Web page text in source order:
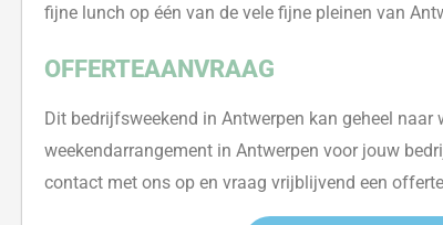
fijne lunch op één van de vele fijne pleinen van
OFFERTEAANVRAAG
Dit bedrijfsweekend in Antwerpen kan geheel
weekendarrangement in Antwerpen voor jouw
contact met ons op en vraag vrijblijvend een